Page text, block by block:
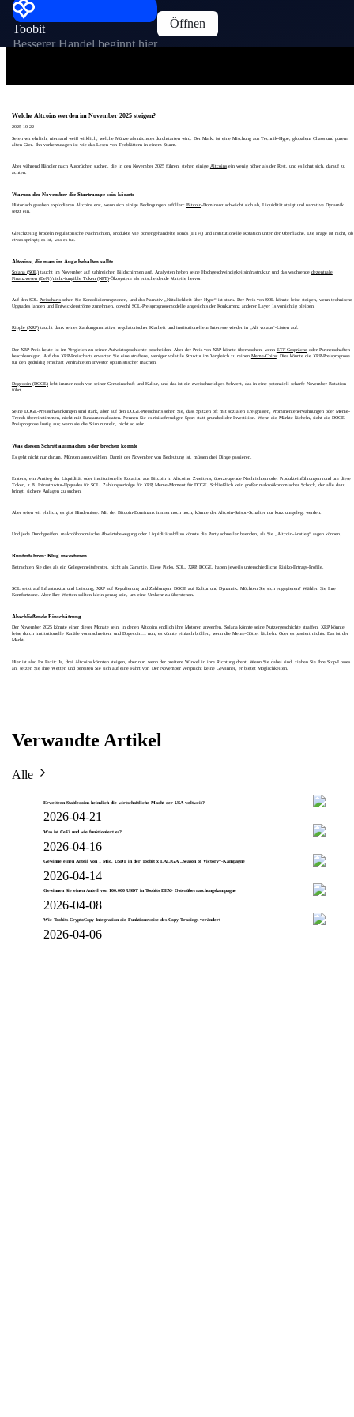
Toobit
Besserer Handel beginnt hier
Öffnen
Welche Altcoins werden im November 2025 steigen?
2025-10-22
Seien wir ehrlich; niemand weiß wirklich, welche Münze als nächstes durchstarten wird. Der Markt ist eine Mischung aus Technik-Hype, globalem Chaos und purem
alten Gier. Ihn vorherzusagen ist wie das Lesen von Teeblättern in einem Sturm.
Aber während Händler nach Ausbrüchen suchen, die in den November 2025 führen, stehen einige Altcoinsein wenig höher als der Rest, und es lohnt sich, darauf zu
achten.
Warum der November die Startrampe sein könnte
Historisch gesehen explodieren Altcoins erst, wenn sich einige Bedingungen erfüllen: Bitcoin-Dominanz schwächt sich ab, Liquidität steigt und narrative Dynamik
setzt ein.
Gleichzeitig brodeln regulatorische Nachrichten, Produkte wie börsengehandelte Fonds (ETFs)und institutionelle Rotation unter der Oberfläche. Die Frage ist nicht, ob
etwas springt; es ist, was es tut.
Altcoins, die man im Auge behalten sollte
Solana (SOL)taucht im November auf zahlreichen Bildschirmen auf. Analysten heben seine Hochgeschwindigkeitsinfrastruktur und das wachsende dezentrale
Finanzwesen (DeFi)/nicht-fungible Token (NFT)-Ökosystem als entscheidende Vorteile hervor.
Auf den SOL-Preischartssehen Sie Konsolidierungszonen, und das Narrativ „Nützlichkeit über Hype“ ist stark. Der Preis von SOL könnte leise steigen, wenn technische
Upgrades landen und Entwicklerströme zunehmen, obwohl SOL-Preisprognosemodelle angesichts der Konkurrenz anderer Layer 1s vorsichtig bleiben.
Ripple (XRP)taucht dank seines Zahlungsnarrativs, regulatorischer Klarheit und institutionellem Interesse wieder in „Alt voraus“-Listen auf.
Der XRP-Preis heute ist im Vergleich zu seiner Aufwärtsgeschichte bescheiden. Aber der Preis von XRP könnte überraschen, wenn ETF-Gesprächeoder Partnerschaften
beschleunigen. Auf den XRP-Preischarts erwarten Sie eine straffere, weniger volatile Struktur im Vergleich zu reinen Meme-Coins: Dies könnte die XRP-Preisprognose
für den geduldig ernsthaft verdrahteten Investor optimistischer machen.
Dogecoin (DOGE)lebt immer noch von seiner Gemeinschaft und Kultur, und das ist ein zweischneidiges Schwert, das in eine potenziell scharfe November-Rotation
führt.
Seine DOGE-Preisschwankungen sind stark, aber auf den DOGE-Preischarts sehen Sie, dass Spitzen oft mit sozialen Ereignissen, Prominentenerwähnungen oder Meme-
Trends übereinstimmen, nicht mit Fundamentaldaten. Nennen Sie es risikofreudigen Sport statt grundsolider Investition. Wenn die Märkte lächeln, sieht die DOGE-
Preisprognose lustig aus; wenn sie die Stirn runzeln, nicht so sehr.
Was diesen Schritt ausmachen oder brechen könnte
Es geht nicht nur darum, Münzen auszuwählen. Damit der November von Bedeutung ist, müssen drei Dinge passieren.
Erstens, ein Anstieg der Liquidität oder institutionelle Rotation aus Bitcoin in Altcoins. Zweitens, überzeugende Nachrichten oder Produkteinführungen rund um diese
Token, z.B. Infrastruktur-Upgrades für SOL, Zahlungserfolge für XRP, Meme-Moment für DOGE. Schließlich kein großer makroökonomischer Schock, der alle dazu
bringt, sichere Anlagen zu suchen.
Aber seien wir ehrlich, es gibt Hindernisse. Mit der Bitcoin-Dominanz immer noch hoch, könnte der Altcoin-Saison-Schalter nur kurz umgelegt werden.
Und jede Durchgreifen, makroökonomische Abwärtsbewegung oder Liquiditätsabfluss könnte die Party schneller beenden, als Sie „Altcoin-Anstieg“ sagen können.
Runterfahren: Klug investieren
Betrachten Sie dies als ein Gelegenheitsfenster, nicht als Garantie. Diese Picks, SOL, XRP, DOGE, haben jeweils unterschiedliche Risiko-Ertrags-Profile.
SOL setzt auf Infrastruktur und Leistung, XRP auf Regulierung und Zahlungen, DOGE auf Kultur und Dynamik. Möchten Sie sich engagieren? Wählen Sie Ihre
Komfortzone. Aber Ihre Wetten sollten klein genug sein, um eine Umkehr zu überstehen.
Abschließende Einschätzung
Der November 2025 könnte einer dieser Monate sein, in denen Altcoins endlich ihre Motoren anwerfen. Solana könnte seine Nutzergeschichte straffen, XRP könnte
leise durch institutionelle Kanäle voranschreiten, und Dogecoin… nun, es könnte einfach brüllen, wenn die Meme-Götter lächeln. Oder es passiert nichts. Das ist der
Markt.
Hier ist also Ihr Fazit: Ja, drei Altcoins könnten steigen, aber nur, wenn der breitere Winkel in ihre Richtung dreht. Wenn Sie dabei sind, ziehen Sie Ihre Stop-Losses
an, setzen Sie Ihre Wetten und bereiten Sie sich auf eine Fahrt vor. Der November verspricht keine Gewinner, er bietet Möglichkeiten.
Verwandte Artikel
Alle
Erweitern Stablecoins heimlich die wirtschaftliche Macht der USA weltweit?
2026-04-21
Was ist CeFi und wie funktioniert es?
2026-04-16
Gewinne einen Anteil von 1 Mio. USDT in der Toobit x LALIGA „Season of Victory“-Kampagne
2026-04-14
Gewinnen Sie einen Anteil von 100.000 USDT in Toobits DEX+ Osterüberraschungskampagne
2026-04-08
Wie Toobits CryptoCopy-Integration die Funktionsweise des Copy-Tradings verändert
2026-04-06